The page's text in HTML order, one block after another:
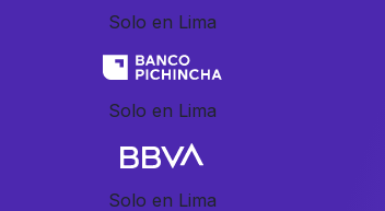
Solo en Lima
Solo en Lima
Solo en Lima